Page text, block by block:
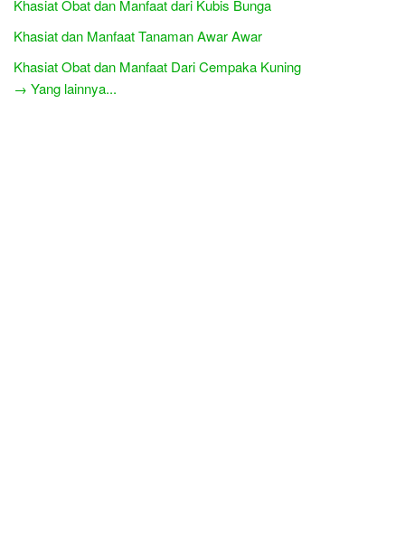
Khasiat Obat dan Manfaat dari Kubis Bunga
Khasiat dan Manfaat Tanaman Awar Awar
Khasiat Obat dan Manfaat Dari Cempaka Kuning
→ Yang lainnya...